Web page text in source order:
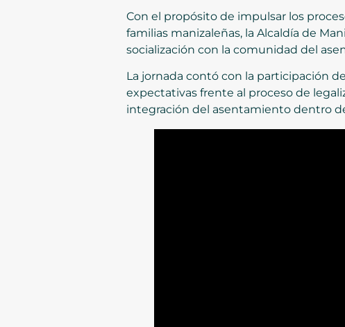
Con el propósito de impulsar los
familias manizaleñas, la Alcaldía de
socialización con la comunidad del
La jornada contó con la participación
expectativas frente al proceso de
integración del asentamiento dentro